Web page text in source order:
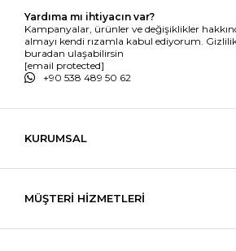
Yardıma mı ihtiyacın var?
Kampanyalar, ürünler ve değişiklikler
almayı kendi rızamla kabul ediyorum.
buradan ulaşabilirsin
[email protected]
+90 538 489 50 62
KURUMSAL
MÜŞTERİ HİZMETLERİ